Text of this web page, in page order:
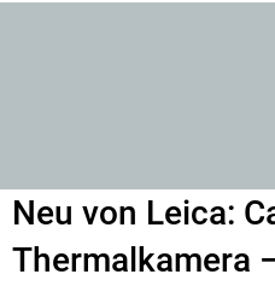
Neu von Leica:
Thermalkamera